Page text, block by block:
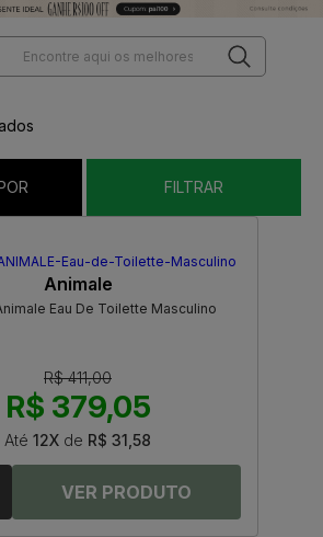
FILTRAR
Animale
Eau De Toilette Masculino
R$ 411,00
R$ 379,05
Até 12X de R$ 31,58